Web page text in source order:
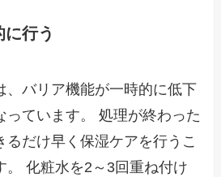
行う
、バリア機能が一時的に低下
っています。 処理が終わった
るだけ早く保湿ケアを行うこ
。 化粧水を2～3回重ね付け